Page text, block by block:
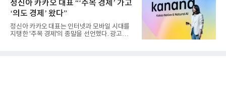
정신아 카카오 대표 “‘주목 경제’ 가고
‘의도 경제’ 왔다”
정신아 카카오 대표는 인터넷과 모바일 시대를
지탱한 '주목 경제'의 종말을 선언했다. 광고를